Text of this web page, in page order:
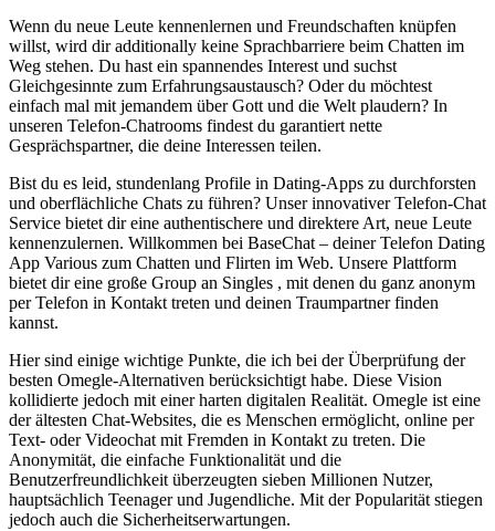
Wenn du neue Leute kennenlernen und Freundschaften knüpfen
willst, wird dir additionally keine Sprachbarriere beim Chatten im
Weg stehen. Du hast ein spannendes Interest und suchst
Gleichgesinnte zum Erfahrungsaustausch? Oder du möchtest
einfach mal mit jemandem über Gott und die Welt plaudern? In
unseren Telefon-Chatrooms findest du garantiert nette
Gesprächspartner, die deine Interessen teilen.
Bist du es leid, stundenlang Profile in Dating-Apps zu durchforsten
und oberflächliche Chats zu führen? Unser innovativer Telefon-Chat
Service bietet dir eine authentischere und direktere Art, neue Leute
kennenzulernen. Willkommen bei BaseChat – deiner Telefon Dating
App Various zum Chatten und Flirten im Web. Unsere Plattform
bietet dir eine große Group an Singles , mit denen du ganz anonym
per Telefon in Kontakt treten und deinen Traumpartner finden
kannst.
Hier sind einige wichtige Punkte, die ich bei der Überprüfung der
besten Omegle-Alternativen berücksichtigt habe. Diese Vision
kollidierte jedoch mit einer harten digitalen Realität. Omegle ist eine
der ältesten Chat-Websites, die es Menschen ermöglicht, online per
Text- oder Videochat mit Fremden in Kontakt zu treten. Die
Anonymität, die einfache Funktionalität und die
Benutzerfreundlichkeit überzeugten sieben Millionen Nutzer,
hauptsächlich Teenager und Jugendliche. Mit der Popularität stiegen
jedoch auch die Sicherheitserwartungen.